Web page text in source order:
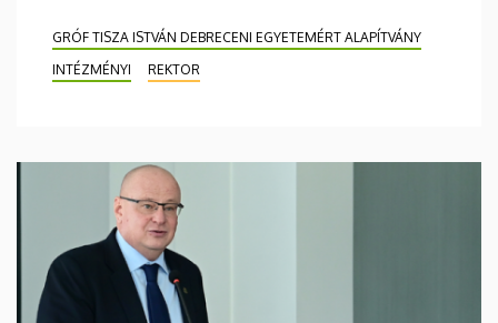
GRÓF TISZA ISTVÁN DEBRECENI EGYETEMÉRT ALAPÍTVÁNY
INTÉZMÉNYI
REKTOR